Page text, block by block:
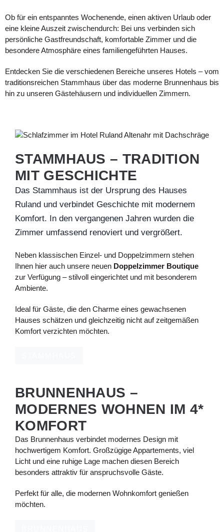
Ob für ein entspanntes Wochenende, einen aktiven Urlaub oder
eine kleine Auszeit zwischendurch: Bei uns verbinden sich
persönliche Gastfreundschaft, komfortable Zimmer und die
besondere Atmosphäre eines familiengeführten Hauses.
Entdecken Sie die verschiedenen Bereiche unseres Hotels – vom
traditionsreichen Stammhaus über das moderne Brunnenhaus bis
hin zu unseren Gästehäusern und individuellen Zimmern.
STAMMHAUS – TRADITION
MIT GESCHICHTE
Das Stammhaus ist der Ursprung des Hauses
Ruland und verbindet Geschichte mit modernem
Komfort. In den vergangenen Jahren wurden die
Zimmer umfassend renoviert und vergrößert.
Neben klassischen Einzel- und Doppelzimmern stehen
Ihnen hier auch unsere neuen Doppelzimmer Boutique
zur Verfügung – stilvoll eingerichtet und mit besonderem
Ambiente.
Ideal für Gäste, die den Charme eines gewachsenen
Hauses schätzen und gleichzeitig nicht auf zeitgemäßen
Komfort verzichten möchten.
BRUNNENHAUS –
MODERNES WOHNEN IM 4*
KOMFORT
Das Brunnenhaus verbindet modernes Design mit
hochwertigem Komfort. Großzügige Appartements, viel
Licht und eine ruhige Lage machen diesen Bereich
besonders attraktiv für anspruchsvolle Gäste.
Perfekt für alle, die modernen Wohnkomfort genießen
möchten.